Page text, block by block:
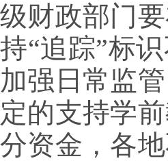
财政部门
“追踪”标
强日常监
的支持学
资金，各